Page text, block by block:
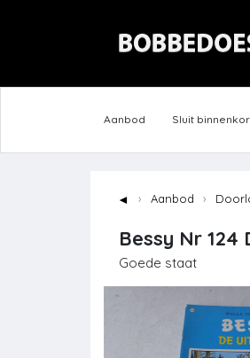
Aanbod Sluit
◄ Aanbod
Bessy Nr
Goede staat